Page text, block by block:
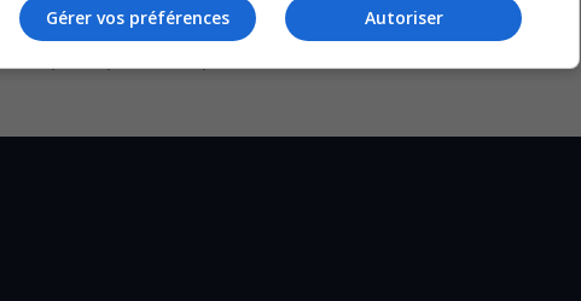
seraient de 14 cents dans la région.
serait, chez nous, de 1 dollar 61.
Autoriser
Gérer vos préférences